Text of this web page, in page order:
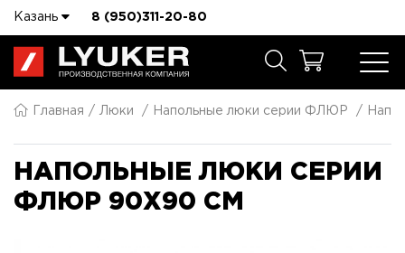
Казань 8 (950)311-20-80
Главная Люки Напольные люки серии ФЛЮР
НАПОЛЬНЫЕ ЛЮКИ СЕРИИ
ФЛЮР 90X90 СМ